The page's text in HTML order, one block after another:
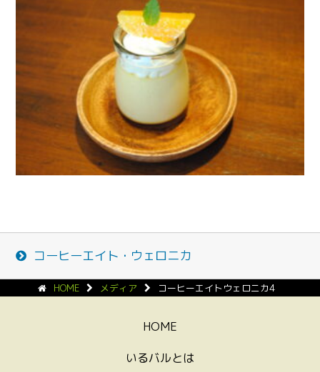
コーヒーエイト・ウェロニカ
HOME メディア コーヒーエイトウェロニカ4
HOME
いるバルとは